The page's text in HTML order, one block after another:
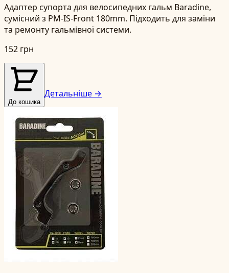
Адаптер супорта для велосипедних гальм Baradine,
сумісний з PM-IS-Front 180mm. Підходить для заміни
та ремонту гальмівної системи.
152 грн
До кошика
Детальніше →